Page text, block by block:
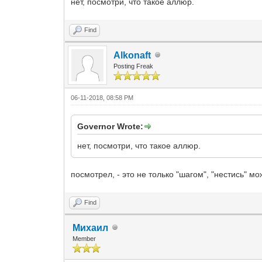
Find
Alkonaft
Posting Freak
06-11-2018, 08:58 PM
Governor Wrote:
нет, посмотри, что такое аллюр.
посмотрел, - это не только "шагом", "нестись"
Find
Михаил
Member